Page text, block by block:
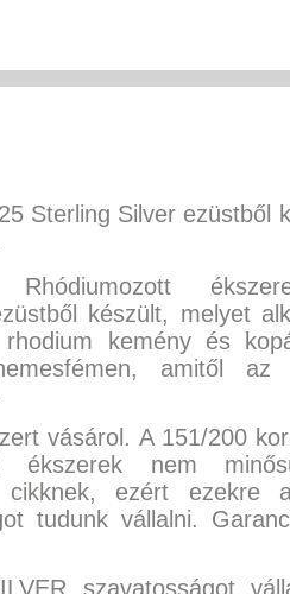
Sterling Silver ezüstből
Rhódiumozott
készült, melyet
kemény és
amitől az
vásárol. A 151/200
ékszerek nem
cikknek, ezért ezekre
tudunk vállalni.
szavatosságot